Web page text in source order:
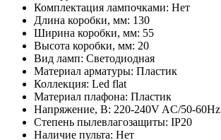
Комплектация лампочками: Нет
Длина коробки, мм: 130
Ширина коробки, мм: 55
Высота коробки, мм: 20
Вид ламп: Светодиодная
Материал арматуры: Пластик
Коллекция: Led flat
Материал плафона: Пластик
Напряжение, В: 220-240V AC/50-60Hz
Степень пылевлагозащиты: IP20
Наличие пульта: Нет